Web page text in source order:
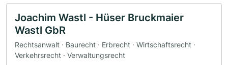
Joachim Wastl - Hüser Bruckmaier
Wastl GbR
Rechtsanwalt · Baurecht · Erbrecht · Wirtschaftsrecht ·
Verkehrsrecht · Verwaltungsrecht